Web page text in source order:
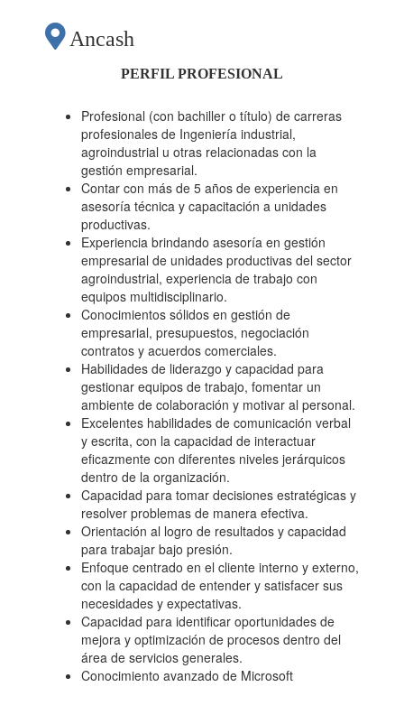
Ancash
PERFIL PROFESIONAL
Profesional (con bachiller o título) de carreras
profesionales de Ingeniería industrial,
agroindustrial u otras relacionadas con la
gestión empresarial.
Contar con más de 5 años de experiencia en
asesoría técnica y capacitación a unidades
productivas.
Experiencia brindando asesoría en gestión
empresarial de unidades productivas del sector
agroindustrial, experiencia de trabajo con
equipos multidisciplinario.
Conocimientos sólidos en gestión de
empresarial, presupuestos, negociación
contratos y acuerdos comerciales.
Habilidades de liderazgo y capacidad para
gestionar equipos de trabajo, fomentar un
ambiente de colaboración y motivar al personal.
Excelentes habilidades de comunicación verbal
y escrita, con la capacidad de interactuar
eficazmente con diferentes niveles jerárquicos
dentro de la organización.
Capacidad para tomar decisiones estratégicas y
resolver problemas de manera efectiva.
Orientación al logro de resultados y capacidad
para trabajar bajo presión.
Enfoque centrado en el cliente interno y externo,
con la capacidad de entender y satisfacer sus
necesidades y expectativas.
Capacidad para identificar oportunidades de
mejora y optimización de procesos dentro del
área de servicios generales.
Conocimiento avanzado de Microsoft